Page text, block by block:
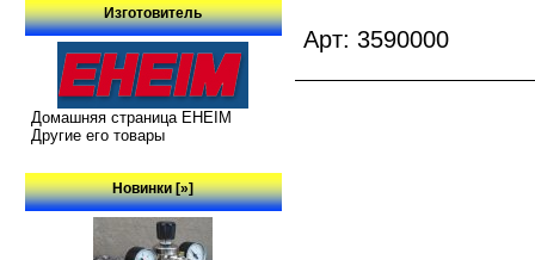
Изготовитель
Домашняя страница EHEIM
Другие его товары
Новинки [»]
Арт: 3590000